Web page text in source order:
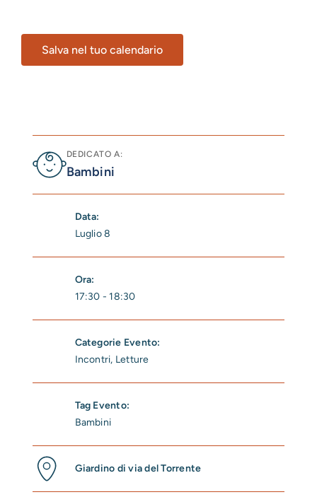
Salva nel tuo calendario
DEDICATO A:
Bambini
Data:
Luglio 8
Ora:
17:30 - 18:30
Categorie Evento:
Incontri, Letture
Tag Evento:
Bambini
Giardino di via del Torrente